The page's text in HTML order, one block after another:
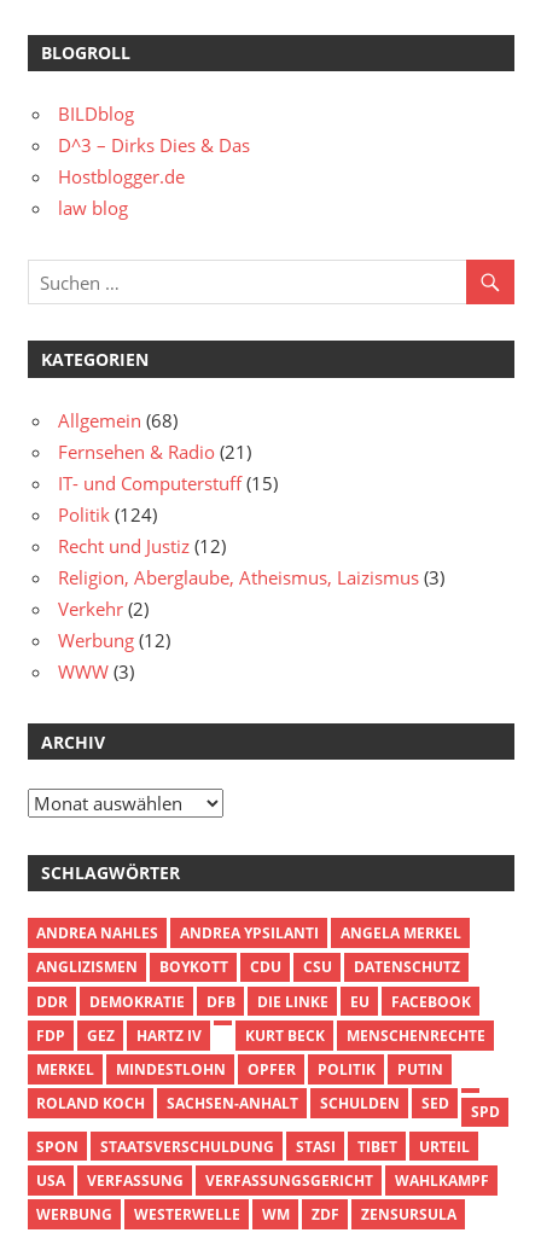
BLOGROLL
BILDblog
D^3 – Dirks Dies & Das
Hostblogger.de
law blog
KATEGORIEN
Allgemein (68)
Fernsehen & Radio (21)
IT- und Computerstuff(15)
Politik (124)
Recht und Justiz (12)
Religion, Aberglaube, Atheismus, Laizismus (3)
Verkehr (2)
Werbung (12)
WWW (3)
ARCHIV
Archiv
SCHLAGWÖRTER
ANDREA NAHLES ANDREA YPSILANTI
ANGELA MERKEL
ANGLIZISMEN
BOYKOTT CDU CSU
DATENSCHUTZ
DDR
DEMOKRATIE DFB DIE LINKE EU
FACEBOOK
FDP
GEZ HARTZ IV KURT BECK
MENSCHENRECHTE
MERKEL
MINDESTLOHN OPFER POLITIK
PUTIN
ROLAND KOCH
SACHSEN-ANHALT SCHULDEN SED
SPD
SPON
STAATSVERSCHULDUNG STASI TIBET
URTEIL
USA
VERFASSUNG VERFASSUNGSGERICHT
WAHLKAMPF
WERBUNG
WESTERWELLE WM ZDF ZENSURSULA